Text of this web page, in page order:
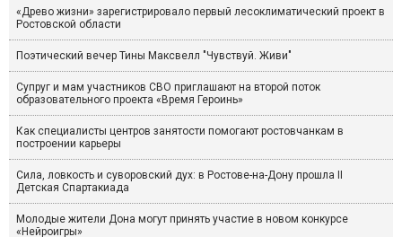
«Древо жизни» зарегистрировало первый лесоклиматический проект в
Ростовской области
Поэтический вечер Тины Максвелл "Чувствуй. Живи"
Супруг и мам участников СВО приглашают на второй поток
образовательного проекта «Время Героинь»
Как специалисты центров занятости помогают ростовчанкам в
построении карьеры
Сила, ловкость и суворовский дух: в Ростове-на-Дону прошла II
Детская Спартакиада
Молодые жители Дона могут принять участие в новом конкурсе
«Нейроигры»